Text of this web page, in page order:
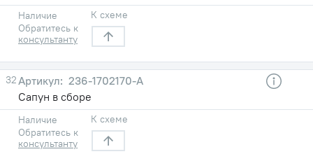
Наличие
Обратитесь к
консультанту
К схеме
32
236-1702170-А
Сапун в сборе
Наличие
Обратитесь к
консультанту
К схеме